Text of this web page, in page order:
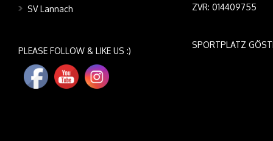
SV Lannach
PLEASE FOLLOW & LIKE US :)
ZVR: 014409755
SPORTPLATZ